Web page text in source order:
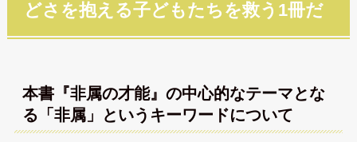
どさを抱える子どもたちを救う1冊だ
本書『非属の才能』の中心的なテーマとな
る「非属」というキーワードについて